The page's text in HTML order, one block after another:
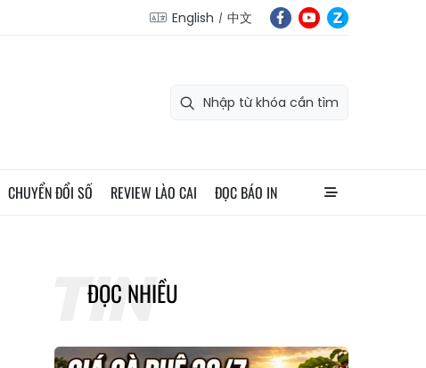
English 中文
CHUYỂN ĐỔI SỐ REVIEW LÀO CAI ĐỌC BÁO IN
ĐỌC NHIỀU